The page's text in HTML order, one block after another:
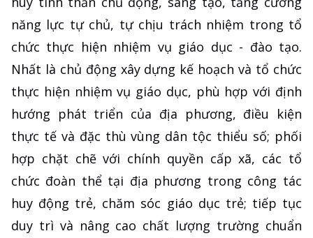
năng lực tự chủ, tự chịu trách nhiệm trong tổ
chức thực hiện nhiệm vụ giáo dục - đào tạo.
Nhất là chủ động xây dựng kế hoạch và tổ chức
thực hiện nhiệm vụ giáo dục, phù hợp với định
hướng phát triển của địa phương, điều kiện
thực tế và đặc thù vùng dân tộc thiểu số; phối
hợp chặt chẽ với chính quyền cấp xã, các tổ
chức đoàn thể tại địa phương trong công tác
huy động trẻ, chăm sóc giáo dục trẻ; tiếp tục
duy trì và nâng cao chất lượng trường chuẩn